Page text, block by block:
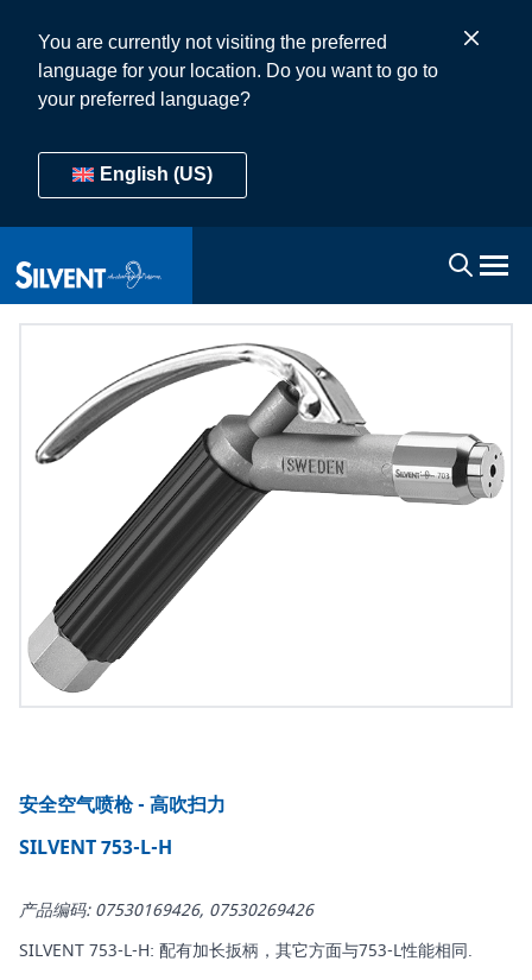
You are currently not visiting the preferred
language for your location. Do you want to go to
your preferred language?
English (US)
安全空气喷枪 - 高吹扫力
SILVENT 753-L-H
产品编码: 07530169426, 07530269426
SILVENT 753-L-H: 配有加长扳柄，其它方面与753-L性能相同.